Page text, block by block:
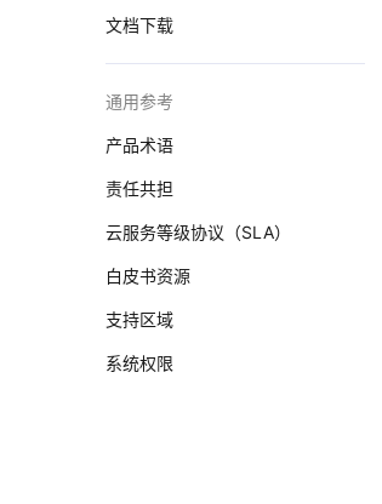
文档下载
通用参考
产品术语
责任共担
云服务等级协议（SLA）
白皮书资源
支持区域
系统权限